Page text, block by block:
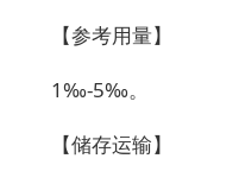
【参考用量】
1‰-5‰。
【储存运输】